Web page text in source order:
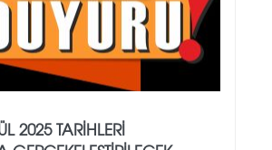
2025 TARİHLERİ